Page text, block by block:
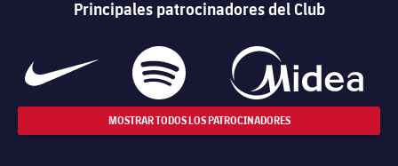
Principales patrocinadores del Club
MOSTRAR TODOS LOS PATROCINADORES